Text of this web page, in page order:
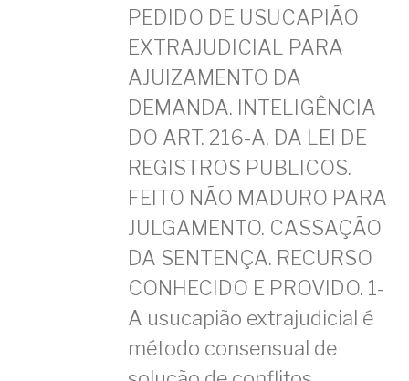
PEDIDO DE USUCAPIÃO
EXTRAJUDICIAL PARA
AJUIZAMENTO DA
DEMANDA. INTELIGÊNCIA
DO ART. 216-A, DA LEI DE
REGISTROS PUBLICOS.
FEITO NÃO MADURO PARA
JULGAMENTO. CASSAÇÃO
DA SENTENÇA. RECURSO
CONHECIDO E PROVIDO. 1-
A usucapião extrajudicial é
método consensual de